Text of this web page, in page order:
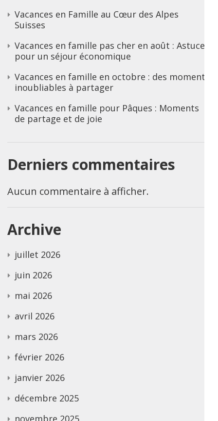
Vacances en Famille au Cœur des Alpes
Suisses
Vacances en famille pas cher en août : Astuces
pour un séjour économique
Vacances en famille en octobre : des moments
inoubliables à partager
Vacances en famille pour Pâques : Moments
de partage et de joie
Derniers commentaires
Aucun commentaire à afficher.
Archive
juillet 2026
juin 2026
mai 2026
avril 2026
mars 2026
février 2026
janvier 2026
décembre 2025
novembre 2025